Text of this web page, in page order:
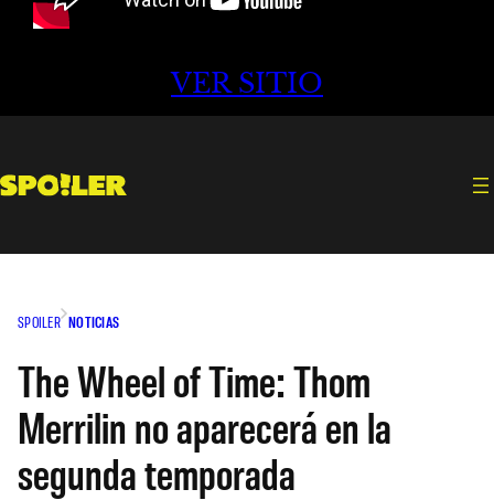
VER SITIO
SPOILER NOTICIAS
The Wheel of Time: Thom
Merrilin no aparecerá en la
segunda temporada